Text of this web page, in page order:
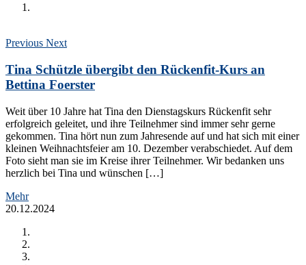
Previous Next
Tina Schützle übergibt den Rückenfit-Kurs an
Bettina Foerster
Weit über 10 Jahre hat Tina den Dienstagskurs Rückenfit sehr
erfolgreich geleitet, und ihre Teilnehmer sind immer sehr gerne
gekommen. Tina hört nun zum Jahresende auf und hat sich mit einer
kleinen Weihnachtsfeier am 10. Dezember verabschiedet. Auf dem
Foto sieht man sie im Kreise ihrer Teilnehmer. Wir bedanken uns
herzlich bei Tina und wünschen […]
Mehr
20.12.2024